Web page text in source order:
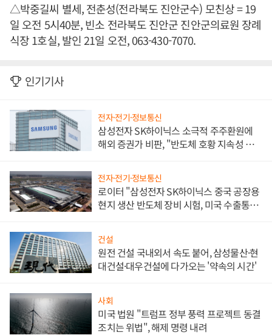
△박중길씨 별세, 전춘성(전라북도 진안군수) 모친상 = 19
일 오전 5시40분, 빈소 전라북도 진안군 진안군의료원 장례
식장 1호실, 발인 21일 오전, 063-430-7070.
인기기사
전자·전기·정보통신
삼성전자 SK하이닉스 소극적 주주환원에
해외 증권가 비판, "반도체 호황 지속성 의
전자·전기·정보통신
로이터 "삼성전자 SK하이닉스 중국 공장용
현지 생산 반도체 장비 시험, 미국 수출통제
건설
원전 건설 국내외서 속도 붙어, 삼성물산·현
대건설·대우건설에 다가오는 '약속의 시간'
사회
미국 법원 "트럼프 정부 풍력 프로젝트 동결
조치는 위법", 해제 명령 내려